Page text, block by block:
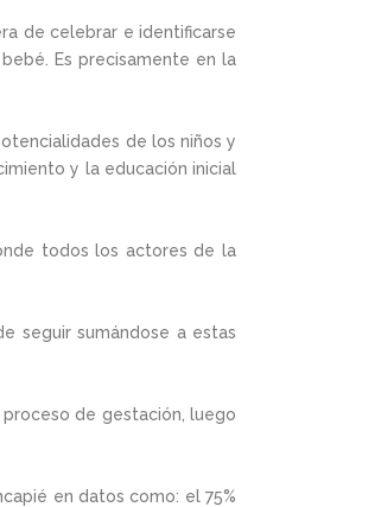
de celebrar e identificarse
Es precisamente en la
de los niños y
y la educación inicial
todos los actores de la
seguir sumándose a estas
de gestación, luego
en datos como: el 75%